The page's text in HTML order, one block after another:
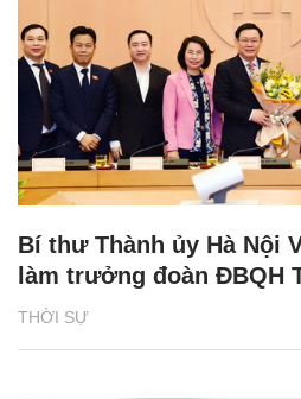
THỜI SỰ
Bí thư Thành ủy Hà Nội
làm trưởng đoàn ĐBQH